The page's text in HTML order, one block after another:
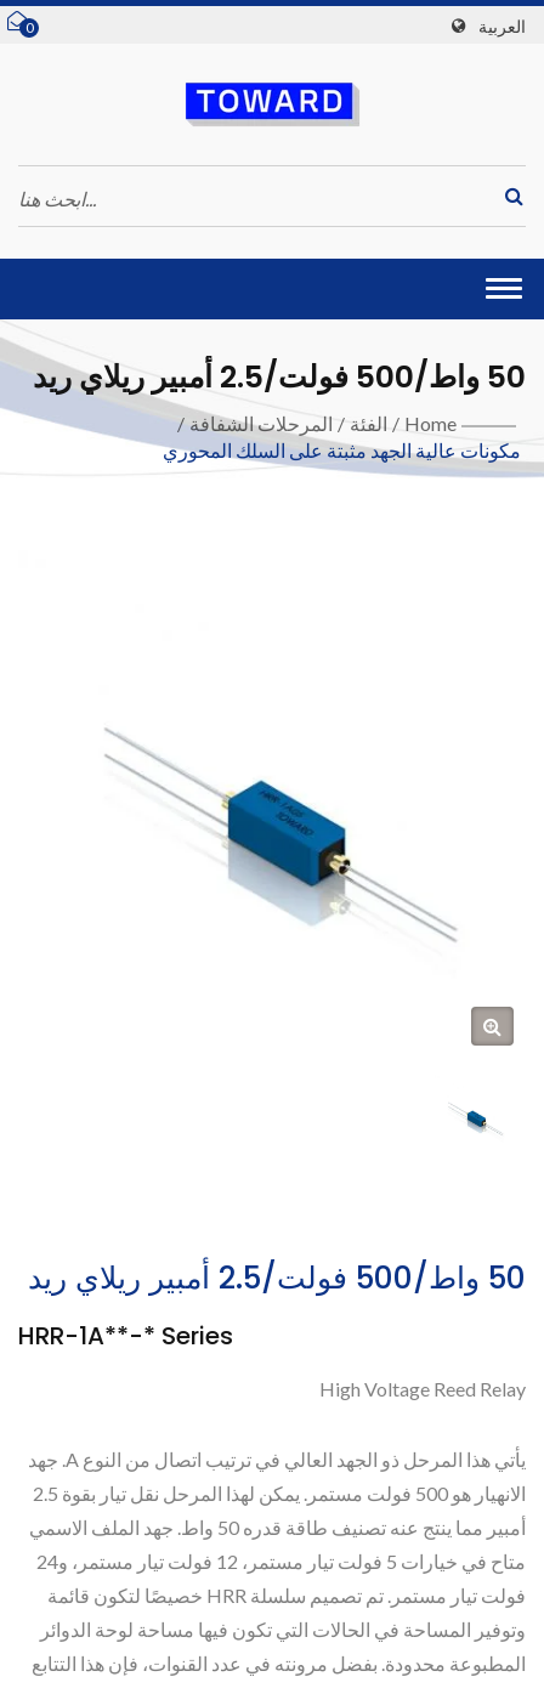
0 العربية
50 واط/500 فولت/2.5 أمبير ريلاي ريد
Home
/ الفئة / المرحلات الشفافة /
مكونات عالية الجهد مثبتة على السلك المحوري
50 واط/500 فولت/2.5 أمبير ريلاي ريد
HRR-1A**-* Series
High Voltage Reed Relay
يأتي هذا المرحل ذو الجهد العالي في ترتيب اتصال من النوع A. جهد
الانهيار هو 500 فولت مستمر. يمكن لهذا المرحل نقل تيار بقوة 2.5
أمبير مما ينتج عنه تصنيف طاقة قدره 50 واط. جهد الملف الاسمي
متاح في خيارات 5 فولت تيار مستمر، 12 فولت تيار مستمر، و24
فولت تيار مستمر. تم تصميم سلسلة HRR خصيصًا لتكون قائمة
وتوفير المساحة في الحالات التي تكون فيها مساحة لوحة الدوائر
المطبوعة محدودة. بفضل مرونته في عدد القنوات، فإن هذا التتابع